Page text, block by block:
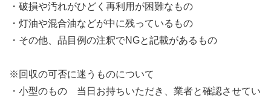
・破損や汚れがひどく再利用が困難なもの
・灯油や混合油などが中に残っているもの
・その他、品目例の注釈でNGと記載があるもの
※回収の可否に迷うものについて
・小型のもの 当日お持ちいただき、業者と確認させてい